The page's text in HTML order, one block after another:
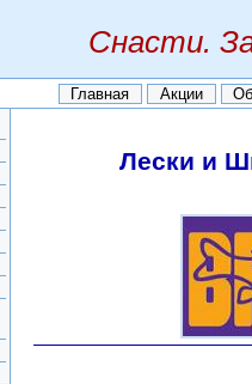
Снасти.
Главная Акции
Лески и